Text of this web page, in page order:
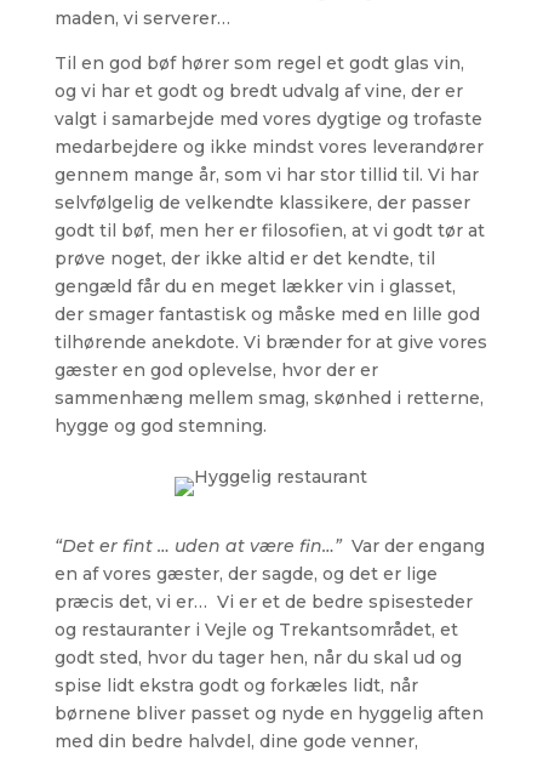
maden, vi serverer…
Til en god bøf hører som regel et godt glas vin,
og vi har et godt og bredt udvalg af vine, der er
valgt i samarbejde med vores dygtige og trofaste
medarbejdere og ikke mindst vores leverandører
gennem mange år, som vi har stor tillid til. Vi har
selvfølgelig de velkendte klassikere, der passer
godt til bøf, men her er filosofien, at vi godt tør at
prøve noget, der ikke altid er det kendte, til
gengæld får du en meget lækker vin i glasset,
der smager fantastisk og måske med en lille god
tilhørende anekdote. Vi brænder for at give vores
gæster en god oplevelse, hvor der er
sammenhæng mellem smag, skønhed i retterne,
hygge og god stemning.
“Det er fint … uden at være fin…” Var der engang
en af vores gæster, der sagde, og det er lige
præcis det, vi er… Vi er et de bedre spisesteder
og restauranter i Vejle og Trekantsområdet, et
godt sted, hvor du tager hen, når du skal ud og
spise lidt ekstra godt og forkæles lidt, når
børnene bliver passet og nyde en hyggelig aften
med din bedre halvdel, dine gode venner,